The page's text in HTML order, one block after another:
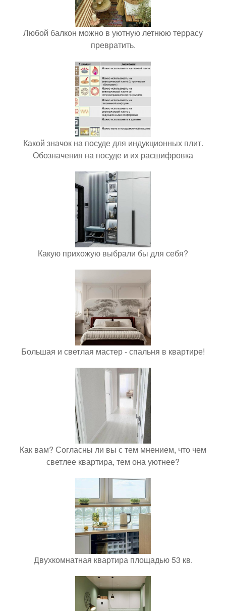
Любой балкон можно в уютную летнюю террасу
превратить.
Какой значок на посуде для индукционных плит.
Обозначения на посуде и их расшифровка
Какую прихожую выбрали бы для себя?
Большая и светлая мастер - спальня в квартире!
Как вам? Согласны ли вы с тем мнением, что чем
светлее квартира, тем она уютнее?
Двухкомнатная квартира площадью 53 кв.